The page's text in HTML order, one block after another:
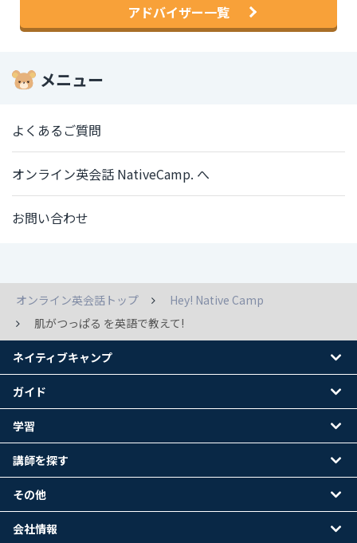
アドバイザー一覧
メニュー
よくあるご質問
オンライン英会話 NativeCamp. へ
お問い合わせ
オンライン英会話トップ
Hey! Native Camp
肌がつっぱる を英語で教えて!
ネイティブキャンプ
ガイド
学習
講師を探す
その他
会社情報